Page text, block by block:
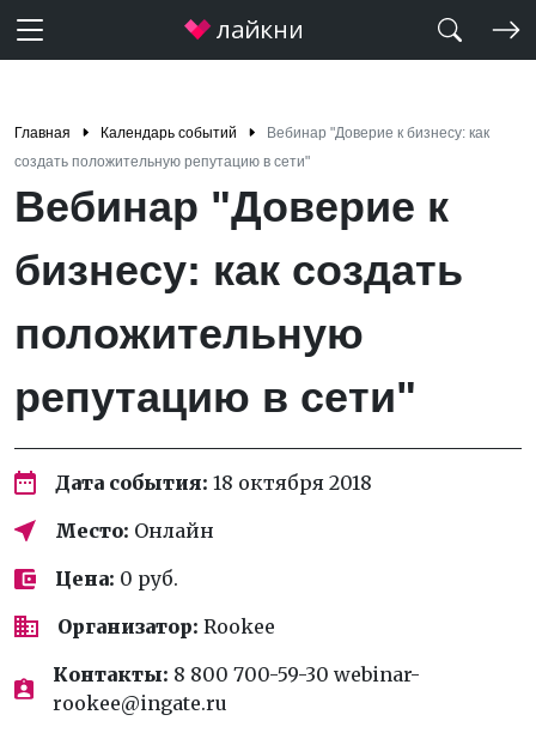
Главная Календарь событий
Вебинар "Доверие к бизнесу: как
создать положительную репутацию в сети"
Вебинар "Доверие к
бизнесу: как создать
положительную
репутацию в сети"
Дата события: 18 октября 2018
Место: Онлайн
Цена: 0 руб.
Организатор: Rookee
Контакты: 8 800 700-59-30 webinar-
rookee@ingate.ru